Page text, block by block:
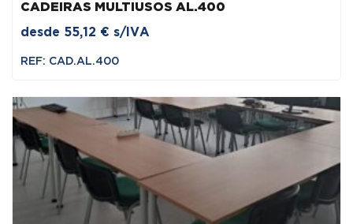
CADEIRAS MULTIUSOS AL.400
desde 55,12 € s/IVA
REF: CAD.AL.400